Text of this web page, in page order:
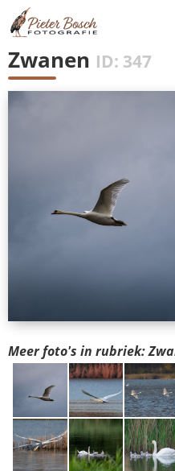
HOME/PORTFOLIO
Zwanen ID: 347
Meer foto's in rubriek: